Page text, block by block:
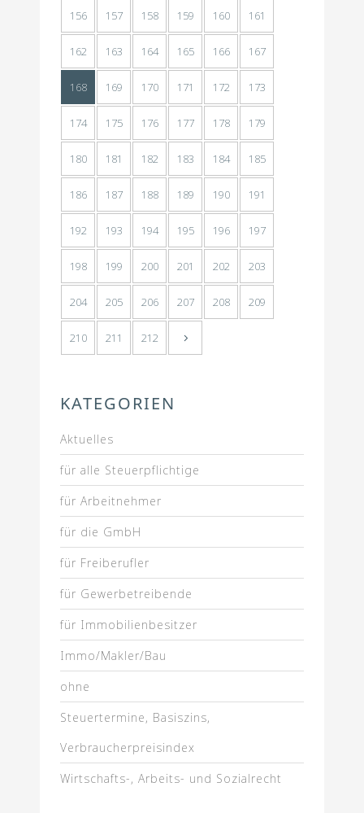
156 157 158 159 160 161
162 163 164 165 166 167
168 169 170 171 172 173
174 175 176 177 178 179
180 181 182 183 184 185
186 187 188 189 190 191
192 193 194 195 196 197
198 199 200 201 202 203
204 205 206 207 208 209
210 211 212
KATEGORIEN
Aktuelles
für alle Steuerpflichtige
für Arbeitnehmer
für die GmbH
für Freiberufler
für Gewerbetreibende
für Immobilienbesitzer
Immo/Makler/Bau
ohne
Steuertermine, Basiszins,
Verbraucherpreisindex
Wirtschafts-, Arbeits- und Sozialrecht